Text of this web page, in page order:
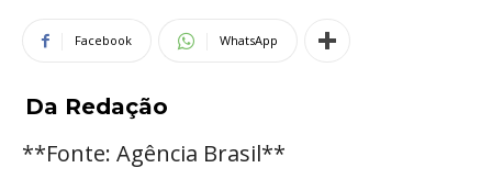
Facebook WhatsApp
Da Redação
**Fonte: Agência Brasil**